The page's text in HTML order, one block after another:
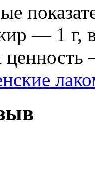
— 1 г,